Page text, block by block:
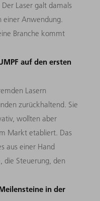
Laser galt damals
einer Anwendung.
Branche kommt
auf den ersten
Lasern
zurückhaltend. Sie
wollten aber
Markt etabliert. Das
aus einer Hand
die Steuerung, den
in der